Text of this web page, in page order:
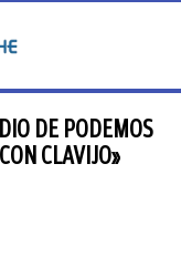
DE PODEMOS
CLAVIJO»